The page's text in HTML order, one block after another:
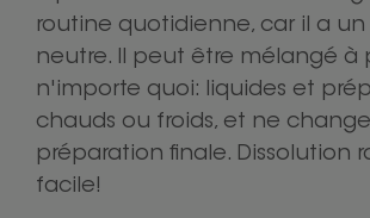
routine quotidienne, car il a
neutre. Il peut être mélangé à
n'importe quoi: liquides et
chauds ou froids, et ne
préparation finale. Dissolution
facile!